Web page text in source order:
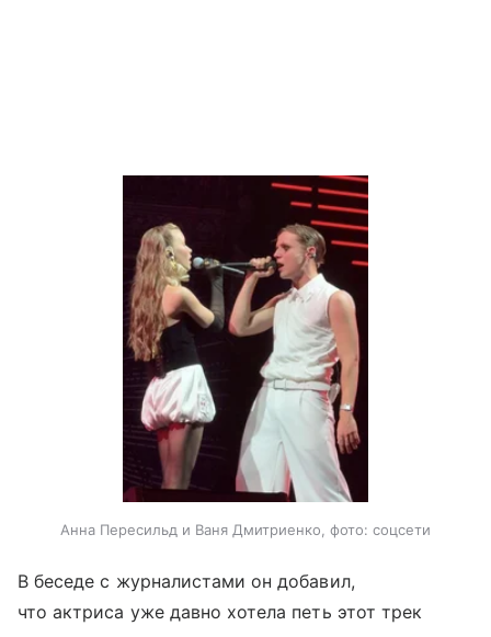
Анна Пересильд и Ваня Дмитриенко, фото: соцсети
В беседе с журналистами он добавил,
что актриса уже давно хотела петь этот трек